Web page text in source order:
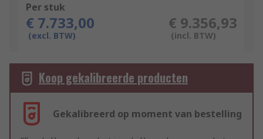
Per stuk
€ 7.733,00
(excl. BTW)
€ 9.356,93
(incl. BTW)
Koop gekalibreerde producten
Gekalibreerd op moment van bestelling